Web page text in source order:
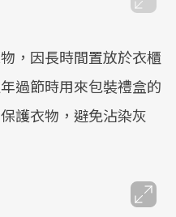
，因長時間置放於衣櫃
過節時用來包裝禮盒的
護衣物，避免沾染灰